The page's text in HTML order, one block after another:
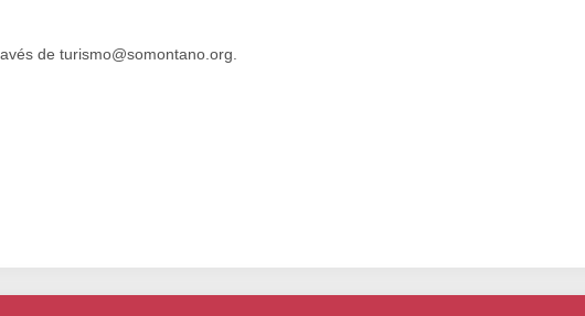
de turismo@somontano.org